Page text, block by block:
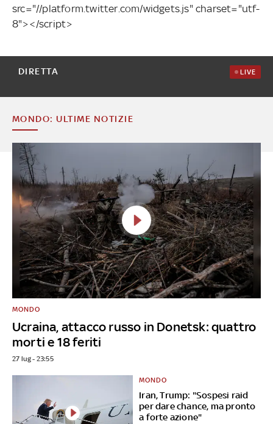
src="//platform.twitter.com/widgets.js" charset="utf-
8"></script>
DIRETTA LIVE
MONDO: ULTIME NOTIZIE
Ucraina, attacco russo in Donetsk: quattro
morti e 18 feriti
MONDO
27 lug - 23:55
Iran, Trump: "Sospesi raid
per dare chance, ma pronto
a forte azione"
MONDO